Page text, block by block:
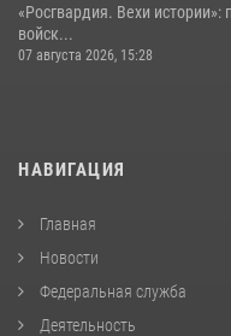
«Росгвардия. Вехи истории»:
войск...
07 августа 2026, 15:28
НАВИГАЦИЯ
Главная
Новости
Федеральная служба
Деятельность